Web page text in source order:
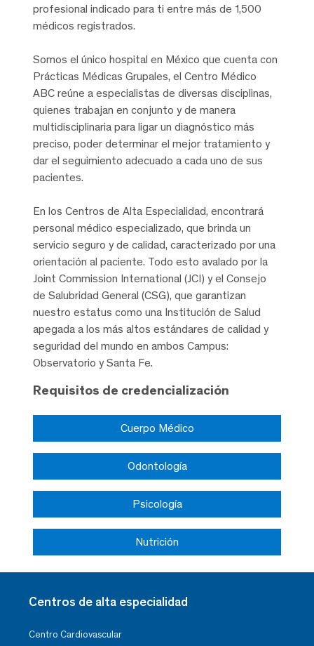
profesional indicado para ti entre más de 1,500
médicos registrados.
Somos el único hospital en México que cuenta con
Prácticas Médicas Grupales, el Centro Médico
ABC reúne a especialistas de diversas disciplinas,
quienes trabajan en conjunto y de manera
multidisciplinaria para ligar un diagnóstico más
preciso, poder determinar el mejor tratamiento y
dar el seguimiento adecuado a cada uno de sus
pacientes.
En los Centros de Alta Especialidad, encontrará
personal médico especializado, que brinda un
servicio seguro y de calidad, caracterizado por una
orientación al paciente. Todo esto avalado por la
Joint Commission International (JCI) y el Consejo
de Salubridad General (CSG), que garantizan
nuestro estatus como una Institución de Salud
apegada a los más altos estándares de calidad y
seguridad del mundo en ambos Campus:
Observatorio y Santa Fe.
Requisitos de credencialización
Cuerpo Médico
Odontología
Psicología
Nutrición
Centros de alta especialidad
Centro Cardiovascular